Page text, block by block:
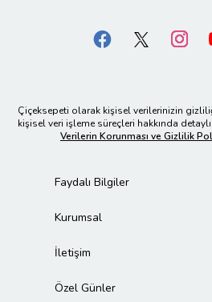
Çiçeksepeti olarak kişisel verilerinizin
kişisel veri işleme süreçleri hakkında
Verilerin Korunması ve Gizlilik
Faydalı Bilgiler
Kurumsal
İletişim
Özel Günler